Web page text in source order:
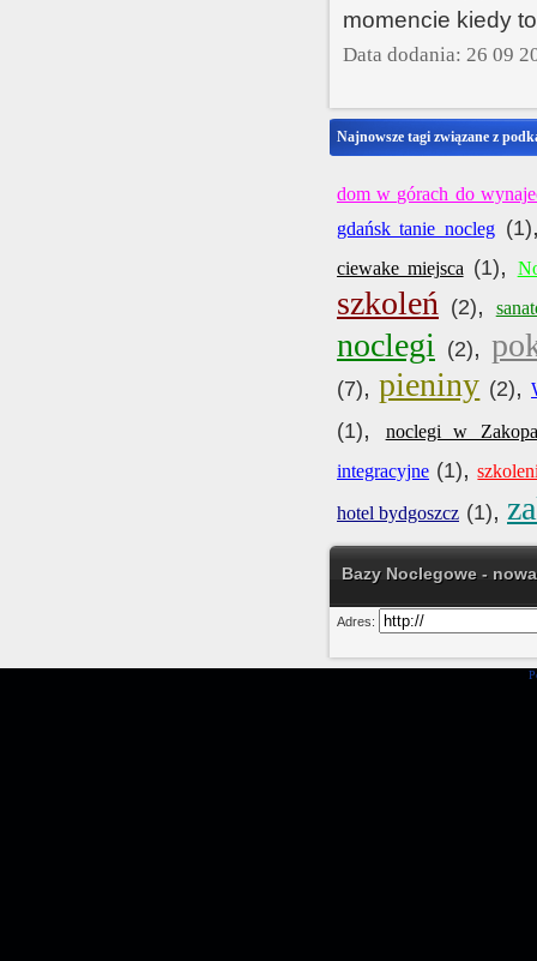
momencie kiedy
Data dodania: 26 09
Najnowsze tagi związane z
dom w górach do
gdańsk tanie nocleg (1)
ciewake miejsca (1),
szkoleń (2),
noclegi (2),
(7),pieniny (2),
(1),
noclegi w
integracyjne (1),
hotel bydgoszcz (1),
Bazy Noclegowe -
Adres: